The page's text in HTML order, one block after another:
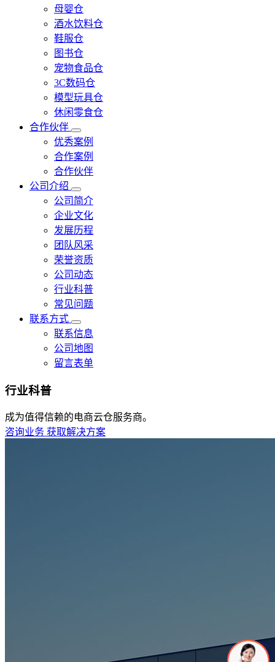
母婴仓
酒水饮料仓
鞋服仓
图书仓
宠物食品仓
3C数码仓
模型玩具仓
休闲零食仓
合作伙伴
优秀案例
合作案例
合作伙伴
公司介绍
公司简介
企业文化
发展历程
团队风采
荣誉资质
公司动态
行业科普
常见问题
联系方式
联系信息
公司地图
留言表单
行业科普
成为值得信赖的电商云仓服务商。
咨询业务 获取解决方案